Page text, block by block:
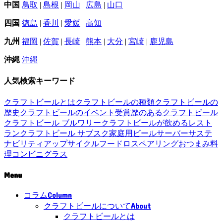
中国 鳥取 | 島根 | 岡山 | 広島 | 山口
四国 徳島 | 香川 | 愛媛 | 高知
九州 福岡 | 佐賀 | 長崎 | 熊本 | 大分 | 宮崎 | 鹿児島
沖縄 沖縄
人気検索キーワード
クラフトビールとはクラフトビールの種類クラフトビールの
歴史 クラフトビールのイベント 受賞歴のあるクラフトビール
クラフトビール ブルワリークラフトビールが飲めるレスト
ランクラフトビール サブスク家庭用ビールサーバーサステ
ナビリティ アップサイクルフードロスペアリングおつまみ料
理コンビニグラス
Menu
コラムColumn
クラフトビールについてAbout
クラフトビールとは